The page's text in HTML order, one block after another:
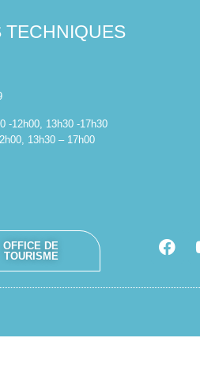
TECHNIQUES
-12h00, 13h30 -17h30
13h30 – 17h00
OFFICE DE
TOURISME